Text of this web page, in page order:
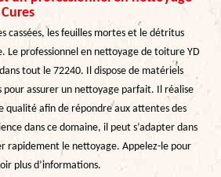
cassées, les feuilles mortes et le détritus
Le professionnel en nettoyage de toiture YD
tout le 72240. Il dispose de matériels
pour assurer un nettoyage parfait. Il réalise
qualité afin de répondre aux attentes des
dans ce domaine, il peut s’adapter dans
rapidement le nettoyage. Appelez-le pour
plus d’informations.